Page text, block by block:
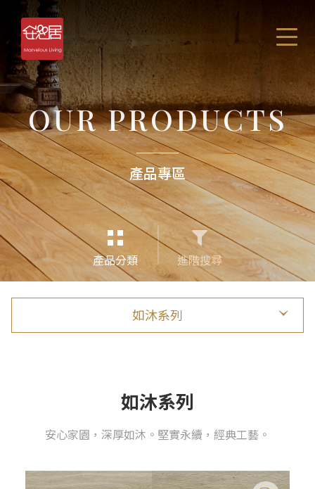
OUR PRODUCTS
產品專區
產品分類 進階搜尋
如沐系列
如沐系列
安心家園，深厚如沐。堅實永續，經典工藝。